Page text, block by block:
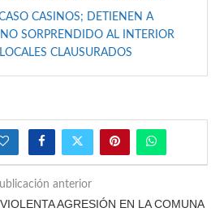
CASINOS; DETIENEN A
SORPRENDIDO AL INTERIOR
CLAUSURADOS
anterior
AGRESIÓN EN LA COMUNA